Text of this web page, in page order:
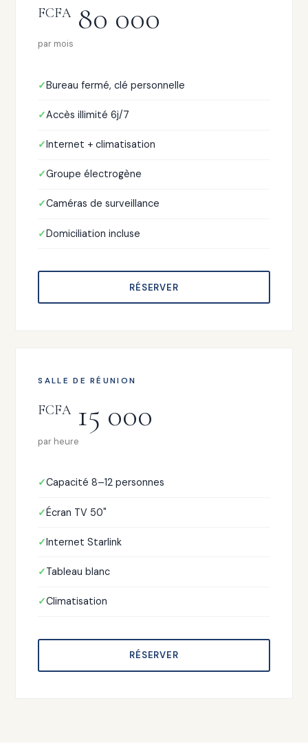
FCFA80 000
par mois
Bureau fermé, clé personnelle
Accès illimité 6j/7
Internet + climatisation
Groupe électrogène
Caméras de surveillance
Domiciliation incluse
RÉSERVER
SALLE DE RÉUNION
FCFA15 000
par heure
Capacité 8–12 personnes
Écran TV 50"
Internet Starlink
Tableau blanc
Climatisation
RÉSERVER